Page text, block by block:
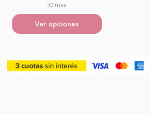
|O´mas
Ver opciones